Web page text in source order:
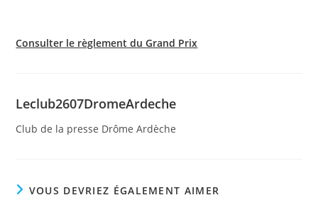
Consulter le règlement du Grand Prix
Leclub2607DromeArdeche
Club de la presse Drôme Ardèche
VOUS DEVRIEZ ÉGALEMENT AIMER